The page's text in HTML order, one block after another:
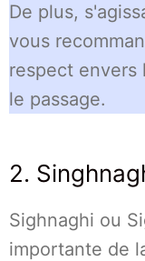
De plus,
vous
respect envers
le passage.
2.
Sighnaghi ou
importante de